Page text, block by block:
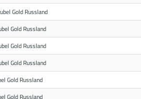
Gold Russland
Gold Russland
Gold Russland
Gold Russland
Gold Russland
Gold Russland